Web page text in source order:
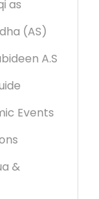
as
(AS)
A.S
Events
&